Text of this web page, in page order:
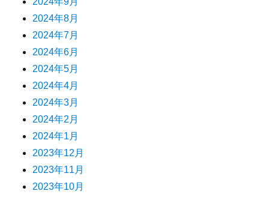
2024年8月
2024年7月
2024年6月
2024年5月
2024年4月
2024年3月
2024年2月
2024年1月
2023年12月
2023年11月
2023年10月